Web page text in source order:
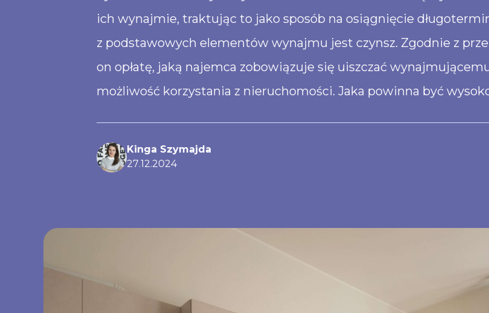
ich wynajmie, traktując to jako sposób na osiągnięcie
z podstawowych elementów wynajmu jest czynsz. Zgodnie z
on opłatę, jaką najemca zobowiązuje się uiszczać
możliwość korzystania z nieruchomości. Jaka powinna być
Kinga Szymajda
27.12.2024